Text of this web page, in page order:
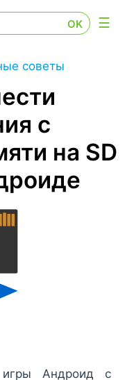
советы
с
на SD
Андроид с